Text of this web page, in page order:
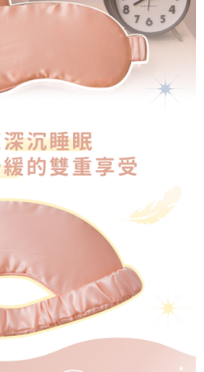
將依據個別帳號之用戶狀況，依本公司即
有額度不足之情形，本公司將視審查結果
他人資訊註冊。若發現惡意使用之情形，
該用戶之使用額度並採取法律行動。
上)免運費